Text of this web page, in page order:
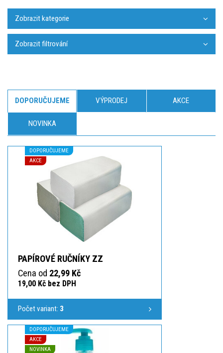
Zobrazit kategorie
Zobrazit filtrování
DOPORUČUJEME VÝPRODEJ AKCE
NOVINKA
DOPORUČUJEME
AKCE
PAPÍROVÉ RUČNÍKY ZZ
Cena od 22,99 Kč
19,00 Kč bez DPH
Počet variant: 3
DOPORUČUJEME
AKCE
NOVINKA